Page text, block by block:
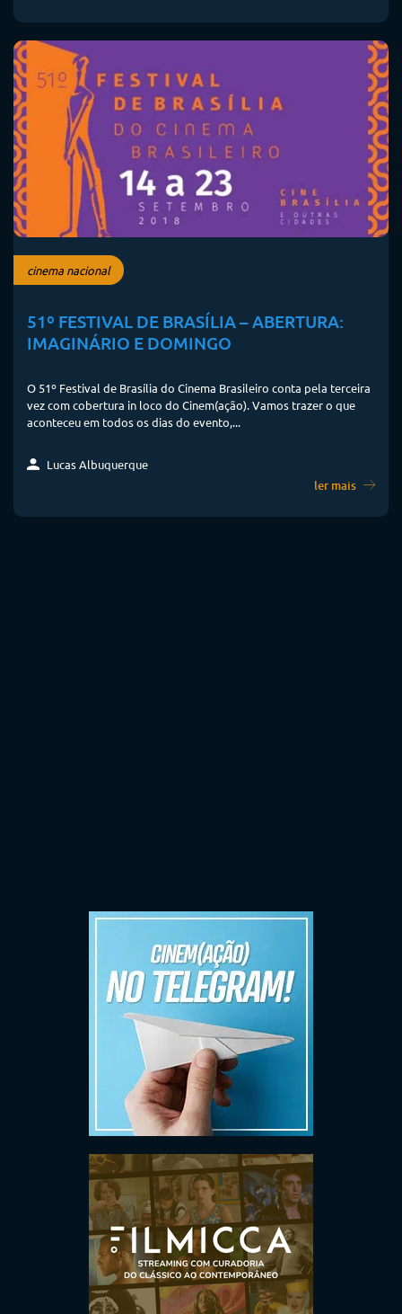
cinema nacional
51º FESTIVAL DE BRASÍLIA – ABERTURA:
IMAGINÁRIO E DOMINGO
O 51º Festival de Brasília do Cinema Brasileiro conta pela terceira
vez com cobertura in loco do Cinem(ação). Vamos trazer o que
aconteceu em todos os dias do evento,...
Lucas Albuquerque
ler mais